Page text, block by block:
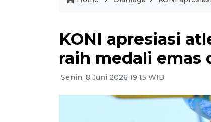
KONI apresiasi
raih medali emas
Senin, 8 Juni 2026 19:15 WIB